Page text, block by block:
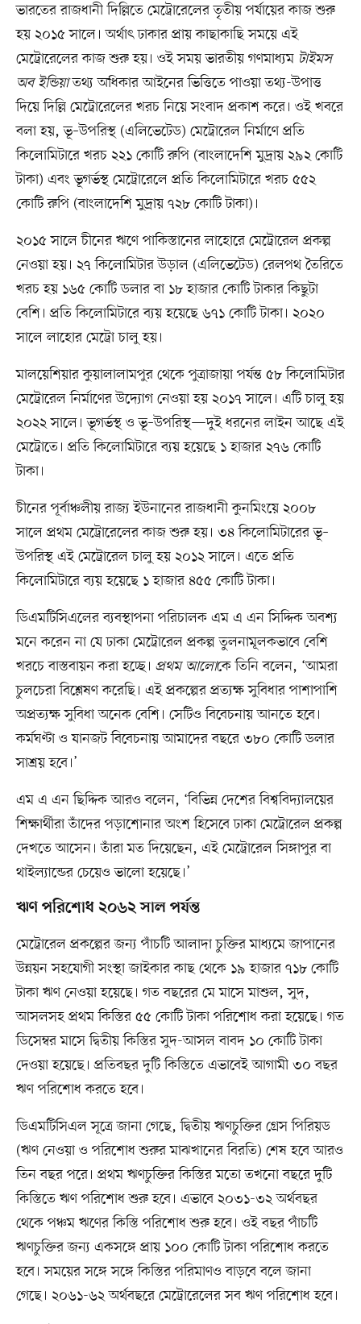
ভারতের রাজধানী দিল্লিতে মেট্রোরেলের তৃতীয় পর্যায়ের কাজ শুরু
হয় ২০১৫ সালে। অর্থাৎ ঢাকার প্রায় কাছাকাছি সময়ে এই
মেট্রোরেলের কাজ শুরু হয়। ওই সময় ভারতীয় গণমাধ্যম টাইমস
অব ইন্ডিয়াতথ্য অধিকার আইনের ভিত্তিতে পাওয়া তথ্য-উপাত্ত
দিয়ে দিল্লি মেট্রোরেলের খরচ নিয়ে সংবাদ প্রকাশ করে। ওই খবরে
বলা হয়, ভূ–উপরিস্থ (এলিভেটেড) মেট্রোরেল নির্মাণে প্রতি
কিলোমিটারে খরচ ২২১ কোটি রুপি (বাংলাদেশি মুদ্রায় ২৯২ কোটি
টাকা) এবং ভূগর্ভস্থ মেট্রোরেলে প্রতি কিলোমিটারে খরচ ৫৫২
কোটি রুপি (বাংলাদেশি মুদ্রায় ৭২৮ কোটি টাকা)।
২০১৫ সালে চীনের ঋণে পাকিস্তানের লাহোরে মেট্রোরেল প্রকল্প
নেওয়া হয়। ২৭ কিলোমিটার উড়াল (এলিভেটেড) রেলপথ তৈরিতে
খরচ হয় ১৬৫ কোটি ডলার বা ১৮ হাজার কোটি টাকার কিছুটা
বেশি। প্রতি কিলোমিটারে ব্যয় হয়েছে ৬৭১ কোটি টাকা। ২০২০
সালে লাহোর মেট্রো চালু হয়।
মালয়েশিয়ার কুয়ালালামপুর থেকে পুত্রাজায়া পর্যন্ত ৫৮ কিলোমিটার
মেট্রোরেল নির্মাণের উদ্যোগ নেওয়া হয় ২০১৭ সালে। এটি চালু হয়
২০২২ সালে। ভূগর্ভস্থ ও ভূ–উপরিস্থ—দুই ধরনের লাইন আছে এই
মেট্রোতে। প্রতি কিলোমিটারে ব্যয় হয়েছে ১ হাজার ২৭৬ কোটি
টাকা।
চীনের পূর্বাঞ্চলীয় রাজ্য ইউনানের রাজধানী কুনমিংয়ে ২০০৮
সালে প্রথম মেট্রোরেলের কাজ শুরু হয়। ৩৪ কিলোমিটারের ভূ–
উপরিস্থ এই মেট্রোরেল চালু হয় ২০১২ সালে। এতে প্রতি
কিলোমিটারে ব্যয় হয়েছে ১ হাজার ৪৫৫ কোটি টাকা।
ডিএমটিসিএলের ব্যবস্থাপনা পরিচালক এম এ এন সিদ্দিক অবশ্য
মনে করেন না যে ঢাকা মেট্রোরেল প্রকল্প তুলনামূলকভাবে বেশি
খরচে বাস্তবায়ন করা হচ্ছে। প্রথম আলোকে তিনি বলেন, ‘আমরা
চুলচেরা বিশ্লেষণ করেছি। এই প্রকল্পের প্রত্যক্ষ সুবিধার পাশাপাশি
অপ্রত্যক্ষ সুবিধা অনেক বেশি। সেটিও বিবেচনায় আনতে হবে।
কর্মঘণ্টা ও যানজট বিবেচনায় আমাদের বছরে ৩৮০ কোটি ডলার
সাশ্রয় হবে।’
এম এ এন ছিদ্দিক আরও বলেন, ‘বিভিন্ন দেশের বিশ্ববিদ্যালয়ের
শিক্ষার্থীরা তাঁদের পড়াশোনার অংশ হিসেবে ঢাকা মেট্রোরেল প্রকল্প
দেখতে আসেন। তাঁরা মত দিয়েছেন, এই মেট্রোরেল সিঙ্গাপুর বা
থাইল্যান্ডের চেয়েও ভালো হয়েছে।’
ঋণ পরিশোধ ২০৬২ সাল পর্যন্ত
মেট্রোরেল প্রকল্পের জন্য পাঁচটি আলাদা চুক্তির মাধ্যমে জাপানের
উন্নয়ন সহযোগী সংস্থা জাইকার কাছ থেকে ১৯ হাজার ৭১৮ কোটি
টাকা ঋণ নেওয়া হয়েছে। গত বছরের মে মাসে মাশুল, সুদ,
আসলসহ প্রথম কিস্তির ৫৫ কোটি টাকা পরিশোধ করা হয়েছে। গত
ডিসেম্বর মাসে দ্বিতীয় কিস্তির সুদ-আসল বাবদ ১০ কোটি টাকা
দেওয়া হয়েছে। প্রতিবছর দুটি কিস্তিতে এভাবেই আগামী ৩০ বছর
ঋণ পরিশোধ করতে হবে।
ডিএমটিসিএল সূত্রে জানা গেছে, দ্বিতীয় ঋণচুক্তির গ্রেস পিরিয়ড
(ঋণ নেওয়া ও পরিশোধ শুরুর মাঝখানের বিরতি) শেষ হবে আরও
তিন বছর পরে। প্রথম ঋণচুক্তির কিস্তির মতো তখনো বছরে দুটি
কিস্তিতে ঋণ পরিশোধ শুরু হবে। এভাবে ২০৩১-৩২ অর্থবছর
থেকে পঞ্চম ঋণের কিস্তি পরিশোধ শুরু হবে। ওই বছর পাঁচটি
ঋণচুক্তির জন্য একসঙ্গে প্রায় ১০০ কোটি টাকা পরিশোধ করতে
হবে। সময়ের সঙ্গে সঙ্গে কিস্তির পরিমাণও বাড়বে বলে জানা
গেছে। ২০৬১-৬২ অর্থবছরে মেট্রোরেলের সব ঋণ পরিশোধ হবে।